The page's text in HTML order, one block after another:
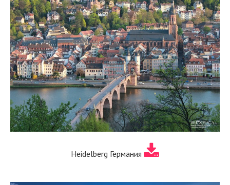
Heidelberg Германия